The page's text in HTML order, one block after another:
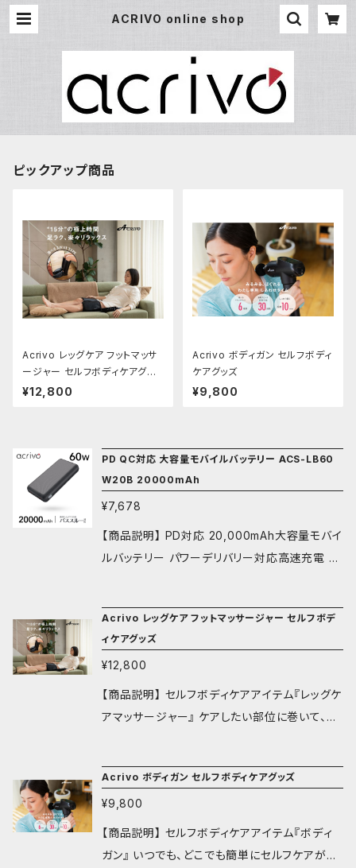
ACRIVO online shop
ピックアップ商品
Acrivo レッグケア フットマッサ
ージャー セルフボディケアグッ
ズ
¥12,800
Acrivo ボディガン セルフボディ
ケアグッズ
¥9,800
PD QC対応 大容量モバイルバッテリー ACS-LB60
W20B 20000mAh
¥7,678
【商品説明】 PD対応 20,000mAh大容量モバイ
ルバッテリー パワーデリバリー対応高速充電 ■
電が可能 60W充電器を使用する事で僅か90
分にて充電可能 ■残量表示機能 1%単位での
残量表示でバッテリー切れの心配無用 ■パスス
ルー対応 バッテリーを充電しながらスマホ充電
も可能 【商品仕様】 商品名 PD対応20,000mA
本体寸法 約W66×H130×D25mm 本体重量 約
370g 保護回路 過充電保護、過放電保護、短絡
保護、過電流保護 適切使用環境温度 5℃～3
5℃ USB入力 （MicroUSB）：5V-2A / 9V-2A /
Acrivo レッグケア フットマッサージャー セルフボデ
ィケアグッズ
¥12,800
【商品説明】 セルフボディケアアイテム『レッグケ
アマッサージャー』 ケアしたい部位に巻いて、ボ
でご利用下さい。 【商品詳細】 ■お好みにあわ
せて使い分け可能な2WAY TYPE （太もも/ふく
らはぎ＆足先） ■手で包み込むような心地よさ
■2つのエアーバッグによる360°からの集中ケ
Acrivo ボディガン セルフボディケアグッズ
¥9,800
【商品説明】 セルフボディケアアイテム『ボディ
ガン』 いつでも、どこでも簡単にセルフケアが行